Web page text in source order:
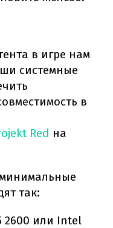
в игре нам
системные
в
Red на
так:
2600 или Intel